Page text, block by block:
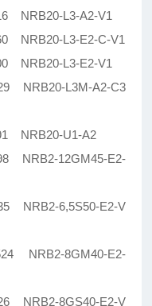
NRB20-L3-A2-V1
NRB20-L3-E2-C-V1
NRB20-L3-E2-V1
NRB20-L3M-A2-C3
NRB20-U1-A2
NRB2-12GM45-E2-
NRB2-6,5S50-E2-V
NRB2-8GM40-E2-
NRB2-8GS40-E2-V